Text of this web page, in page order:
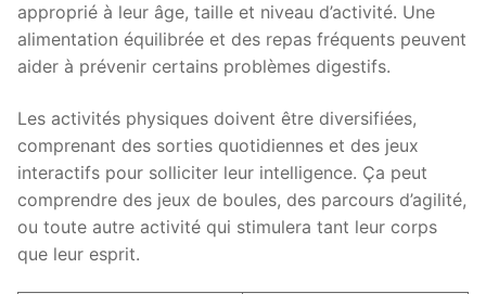
approprié à leur âge, taille et niveau d’activité. Une
alimentation équilibrée et des repas fréquents peuvent
aider à prévenir certains problèmes digestifs.
Les activités physiques doivent être diversifiées,
comprenant des sorties quotidiennes et des jeux
interactifs pour solliciter leur intelligence. Ça peut
comprendre des jeux de boules, des parcours d’agilité,
ou toute autre activité qui stimulera tant leur corps
que leur esprit.